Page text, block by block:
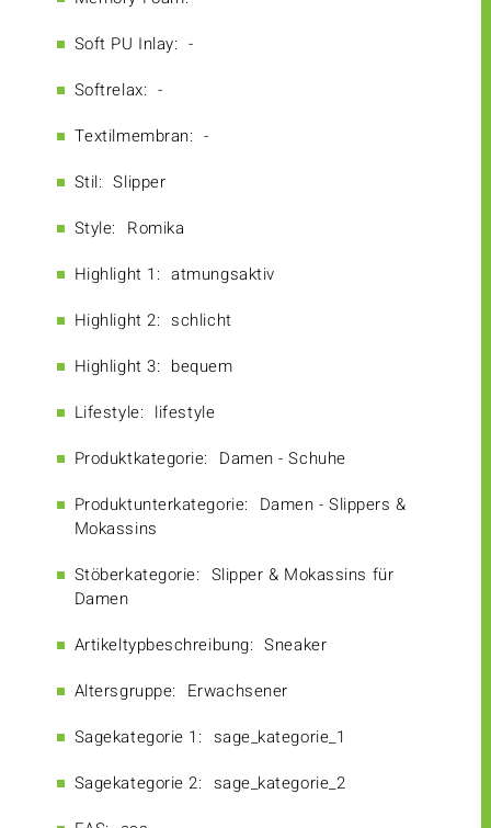
Soft PU Inlay: -
Softrelax: -
Textilmembran: -
Stil: Slipper
Style: Romika
Highlight 1: atmungsaktiv
Highlight 2: schlicht
Highlight 3: bequem
Lifestyle: lifestyle
Produktkategorie: Damen - Schuhe
Produktunterkategorie: Damen - Slippers &
Mokassins
Stöberkategorie: Slipper & Mokassins für
Damen
Artikeltypbeschreibung: Sneaker
Altersgruppe: Erwachsener
Sagekategorie 1: sage_kategorie_1
Sagekategorie 2: sage_kategorie_2